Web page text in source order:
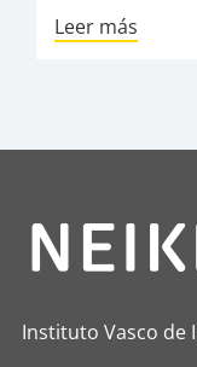
Leer más
Instituto Vasco de